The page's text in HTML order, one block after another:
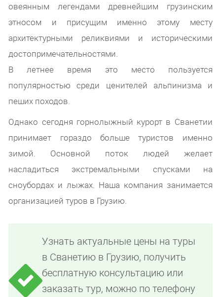
овеянным легендами древнейшим грузинским
этносом и присущим именно этому месту
архитектурными реликвиями и историческими
достопримечательностями.
В летнее время это место пользуется
популярностью среди ценителей альпинизма и
пеших походов.
Однако сегодня горнолыжный курорт в Сванетии
принимает гораздо больше туристов именно
зимой. Основной поток людей желает
насладиться экстремальными спусками на
сноубордах и лыжах. Наша компания занимается
организацией туров в Грузию.
Узнать актуальные цены на туры
в Сванетию в Грузию, получить
бесплатную консультацию или
заказать тур, можно по телефону